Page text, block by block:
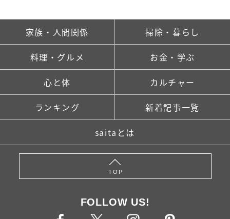
家族・人間関係 掃除・暮らし
料理・グルメ お金・学ぶ
心と体 カルチャー
ランキング 新着記事一覧
saitaとは
TOP
FOLLOW US!